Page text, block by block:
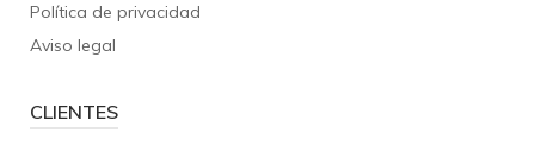
Política de privacidad
Aviso legal
CLIENTES